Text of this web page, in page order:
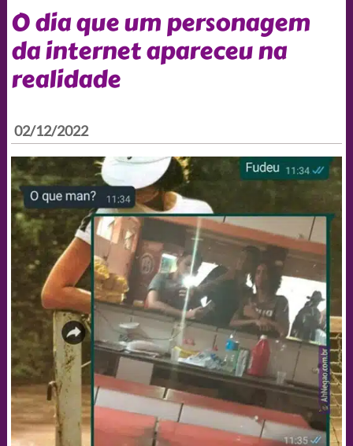
O dia que um personagem
da internet apareceu na
realidade
02/12/2022